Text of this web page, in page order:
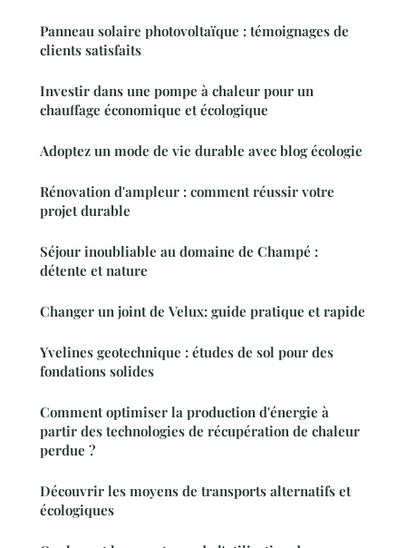
Panneau solaire photovoltaïque : témoignages de
clients satisfaits
Investir dans une pompe à chaleur pour un
chauffage économique et écologique
Adoptez un mode de vie durable avec blog écologie
Rénovation d'ampleur : comment réussir votre
projet durable
Séjour inoubliable au domaine de Champé :
détente et nature
Changer un joint de Velux: guide pratique et rapide
Yvelines geotechnique : études de sol pour des
fondations solides
Comment optimiser la production d'énergie à
partir des technologies de récupération de chaleur
perdue ?
Découvrir les moyens de transports alternatifs et
écologiques